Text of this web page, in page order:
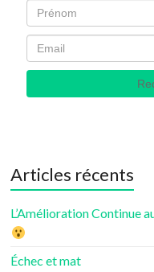
Articles récents
L’Amélioration Continue
Échec et mat